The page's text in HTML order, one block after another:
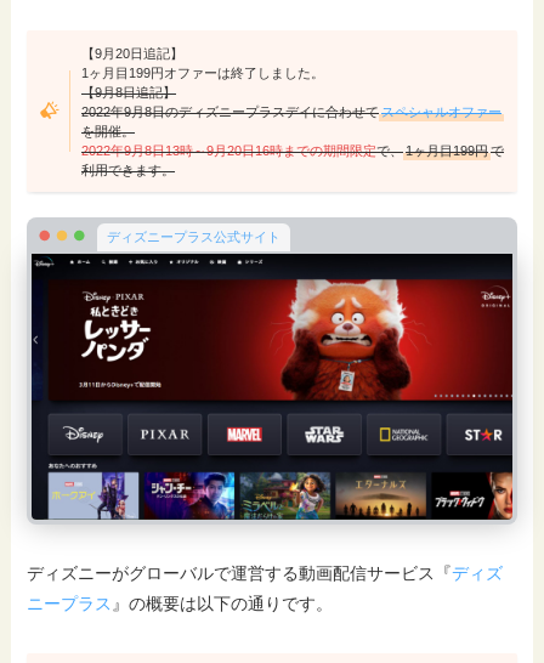
【9月20日追記】
1ヶ月目199円オファーは終了しました。
【9月8日追記】
2022年9月8日のディズニープラスデイに合わせてスペシャルオファー
を開催。
2022年9月8日13時～9月20日16時までの期間限定で、1ヶ月目199円で
利用できます。
ディズニープラス公式サイト
ディズニーがグローバルで運営する動画配信サービス『ディズ
ニープラス 』の概要は以下の通りです。